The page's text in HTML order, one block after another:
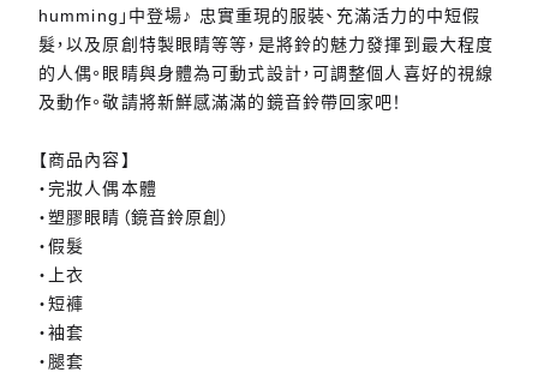
humming」中登場♪ 忠實重現的服裝、充滿活力的中短假
髮，以及原創特製眼睛等等，是將鈴的魅力發揮到最大程度
的人偶。眼睛與身體為可動式設計，可調整個人喜好的視線
及動作。敬請將新鮮感滿滿的鏡音鈴帶回家吧！
【商品內容】
・完妝人偶本體
・塑膠眼睛（鏡音鈴原創）
・假髮
・上衣
・短褲
・袖套
・腿套